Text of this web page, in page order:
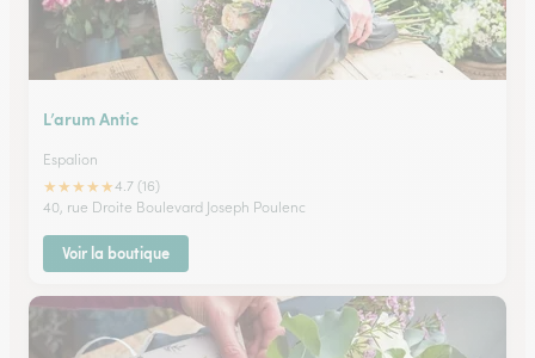
L’arum Antic
Espalion
★★★★★4.7 (16)
40, rue Droite Boulevard Joseph Poulenc
Voir la boutique